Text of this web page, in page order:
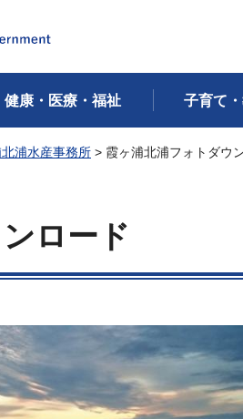
健康・医療・福祉 子育て
浦水産事務所 > 霞ヶ浦北浦フォトダウ
ロード